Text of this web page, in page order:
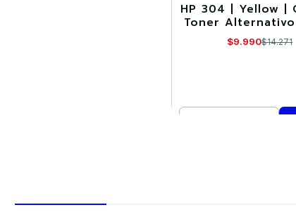
-30%
HP 304 | Yellow |
Toner
$9.990$14.271